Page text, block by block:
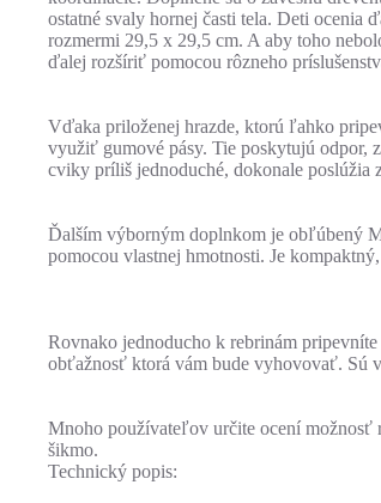
ostatné svaly hornej časti tela. Deti ocenia
rozmermi 29,5 x 29,5 cm. A aby toho
ďalej rozšíriť pomocou rôzneho
Vďaka priloženej hrazde, ktorú ľahko
využiť gumové pásy. Tie poskytujú odpor,
cviky príliš jednoduché, dokonale poslúžia
Ďalším výborným doplnkom je obľúbený
pomocou vlastnej hmotnosti. Je
Rovnako jednoducho k rebrinám
obťažnosť ktorá vám bude vyhovovať. Sú
Mnoho používateľov určite ocení možnosť
šikmo.
Technický popis: